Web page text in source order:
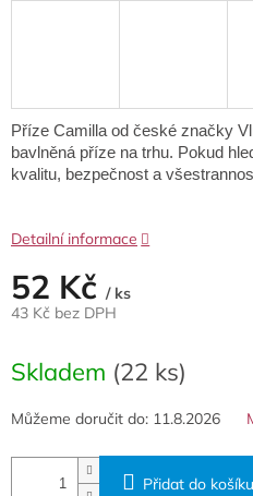
52 Kč / ks
43 Kč bez DPH
cena:
Skladem (22 ks)
Můžeme doručit do: 11.8.2026
Přidat do košíku
Příze Camilla od české značky
bavlněná příze na trhu. Pokud
kvalitu, bezpečnost a
Detailní informace